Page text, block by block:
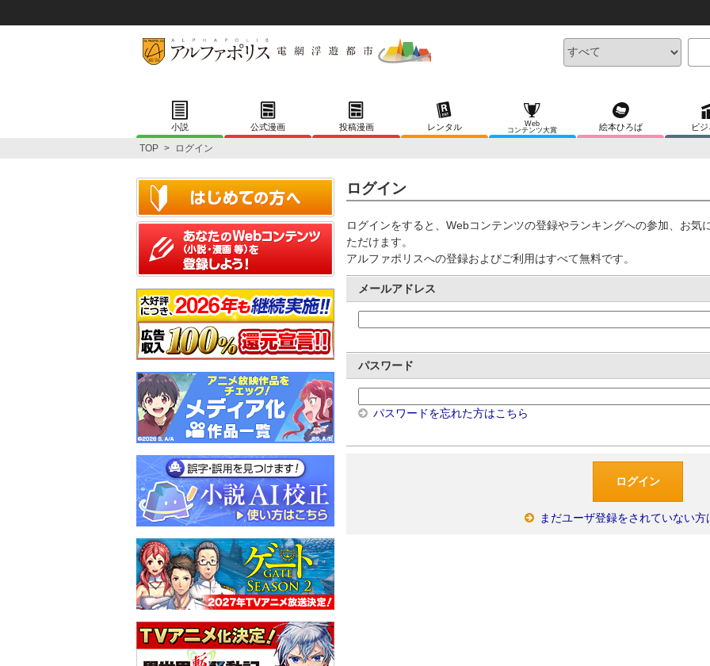
小説 公式漫画 投稿漫画 レンタル
Web
コンテンツ大賞
絵本ひろば ビ
TOP > ログイン
ログイン
ログインをすると、Webコンテンツの登録やランキングへの参加、お気
ただけます。
アルファポリスへの登録およびご利用はすべて無料です。
メールアドレス
パスワード
パスワードを忘れた方はこちら
まだユーザ登録をされていない方